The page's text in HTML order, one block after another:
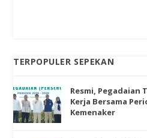
TERPOPULER SEPEKAN
Resmi, Pegadaian
Kerja Bersama
Kemenaker